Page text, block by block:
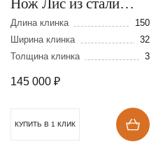
Нож Лис из стали
М390
Длина клинка
150
Ширина клинка
32
Толщина клинка
3
145 000 ₽
КУПИТЬ В 1 КЛИК